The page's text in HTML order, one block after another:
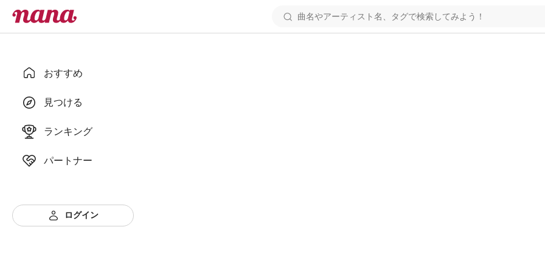
おすすめ
見つける
ランキング
パートナー
ログイン